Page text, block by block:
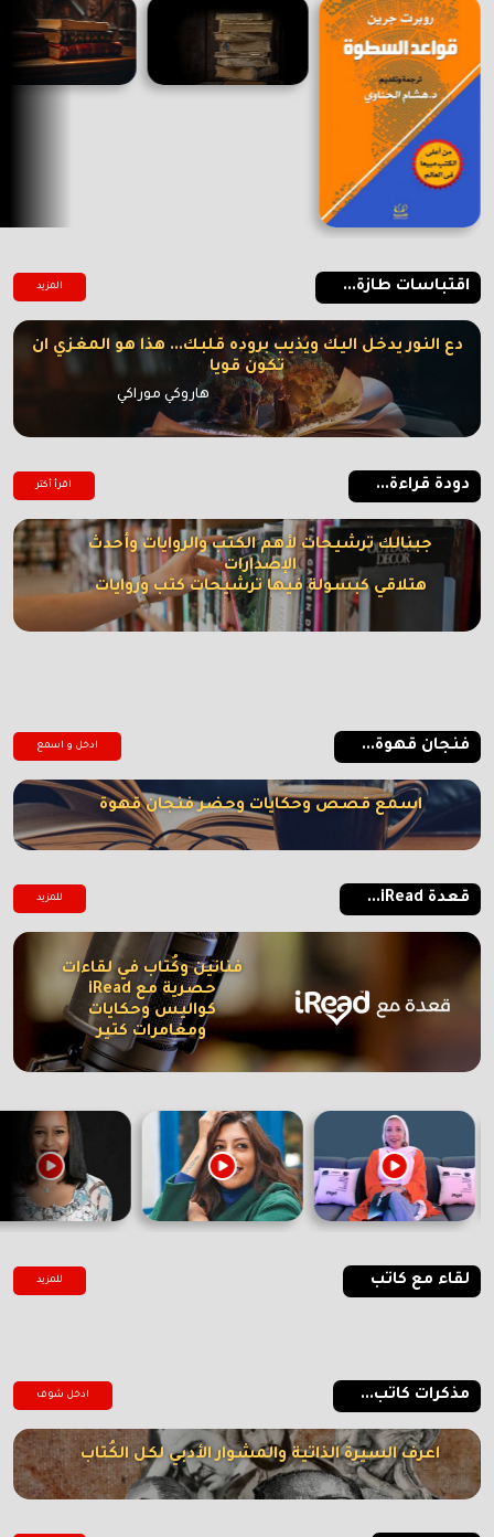
اقتباسات طازة... المزيد
دع النور يدخل اليك ويذيب بروده قلبك... هذا هو المغزي ان
تكون قويا
هاروكي موراكي
دودة قراءة... اقرأ أكتر
جبنالك ترشيحات لأهم الكتب والروايات وأحدث
الإصدارات
هتلاقي كبسولة فيها ترشيحات كتب وروايات
فنجان قهوة... ادخل و اسمع
اسمع قصص وحكايات وحضر فنجان قهوة
قعدة iRead... للمزيد
فنانين وكُتاب في لقاءات
حصرية مع iRead
كواليس وحكايات
ومغامرات كتير
لقاء مع كاتب للمزيد
مذكرات كاتب... ادخل شوف
اعرف السيرة الذاتية والمشوار الأدبي لكل الكُتاب